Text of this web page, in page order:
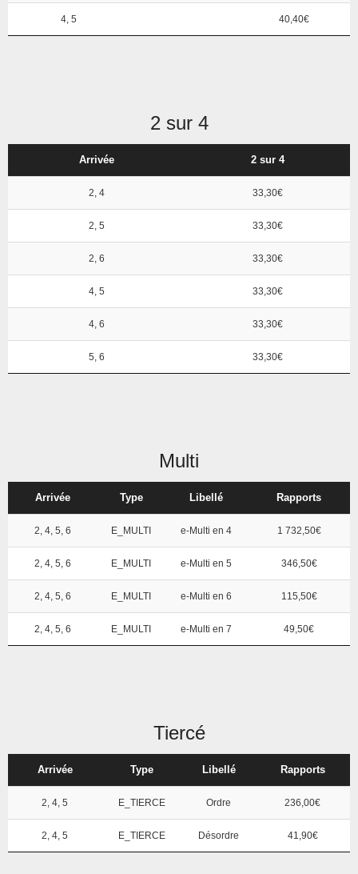
4, 5 40,40€
2 sur 4
Arrivée 2 sur 4
2, 4 33,30€
2, 5 33,30€
2, 6 33,30€
4, 5 33,30€
4, 6 33,30€
5, 6 33,30€
Multi
Arrivée Type Libellé Rapports
2, 4, 5, 6 E_MULTI e-Multi en 4 1 732,50€
2, 4, 5, 6 E_MULTI e-Multi en 5 346,50€
2, 4, 5, 6 E_MULTI e-Multi en 6 115,50€
2, 4, 5, 6 E_MULTI e-Multi en 7 49,50€
Tiercé
Arrivée Type Libellé Rapports
2, 4, 5 E_TIERCE Ordre 236,00€
2, 4, 5 E_TIERCE Désordre 41,90€